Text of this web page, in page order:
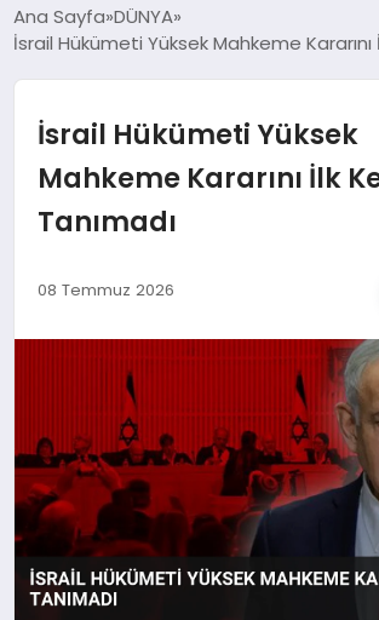
DÜNYA
SİYASET
EKONOMİ
TEKNOLOJİ
SAĞLIK
EĞİTİM
Ana Sayfa DÜNYA
İsrail Hükümeti Yüksek Mahkeme Kararını
İsrail Hükümeti Yüksek
Mahkeme Kararını İlk
Tanımadı
08 Temmuz 2026